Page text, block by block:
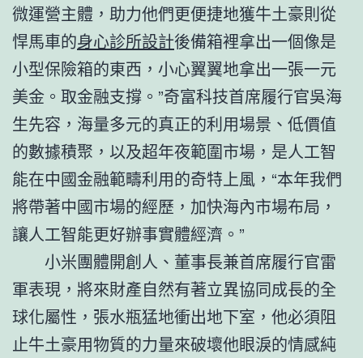
微運營主體，助力他們更便捷地獲牛土豪則從
悍馬車的身心診所設計後備箱裡拿出一個像是
小型保險箱的東西，小心翼翼地拿出一張一元
美金。取金融支撐。”奇富科技首席履行官吳海
生先容，海量多元的真正的利用場景、低價值
的數據積聚，以及超年夜範圍市場，是人工智
能在中國金融範疇利用的奇特上風，“本年我們
將帶著中國市場的經歷，加快海內市場布局，
讓人工智能更好辦事實體經濟。”
小米團體開創人、董事長兼首席履行官雷
軍表現，將來財產自然有著立異協同成長的全
球化屬性，張水瓶猛地衝出地下室，他必須阻
止牛土豪用物質的力量來破壞他眼淚的情感純